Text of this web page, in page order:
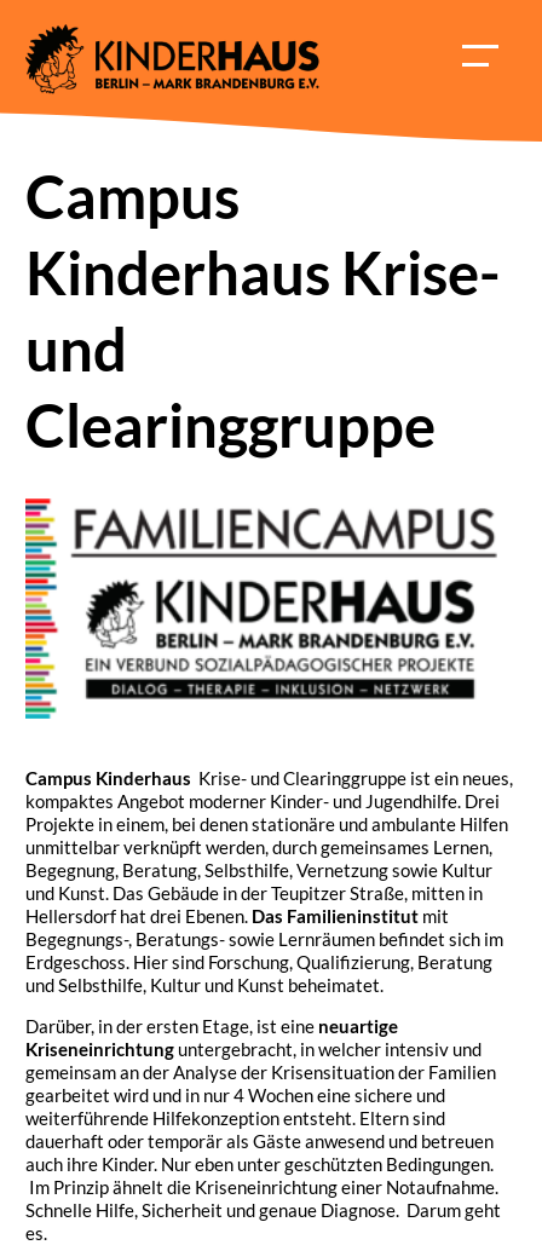
content
ÖFFNEN
Campus
Kinderhaus Krise-
und
Clearinggruppe
Campus Kinderhaus Krise- und Clearinggruppe ist ein neues,
kompaktes Angebot moderner Kinder- und Jugendhilfe. Drei
Projekte in einem, bei denen stationäre und ambulante Hilfen
unmittelbar verknüpft werden, durch gemeinsames Lernen,
Begegnung, Beratung, Selbsthilfe, Vernetzung sowie Kultur
und Kunst. Das Gebäude in der Teupitzer Straße, mitten in
Hellersdorf hat drei Ebenen. Das Familieninstitut mit
Begegnungs-, Beratungs- sowie Lernräumen befindet sich im
Erdgeschoss. Hier sind Forschung, Qualifizierung, Beratung
und Selbsthilfe, Kultur und Kunst beheimatet.
Darüber, in der ersten Etage, ist eine neuartige
Kriseneinrichtung untergebracht, in welcher intensiv und
gemeinsam an der Analyse der Krisensituation der Familien
gearbeitet wird und in nur 4 Wochen eine sichere und
weiterführende Hilfekonzeption entsteht. Eltern sind
dauerhaft oder temporär als Gäste anwesend und betreuen
auch ihre Kinder. Nur eben unter geschützten Bedingungen.
Im Prinzip ähnelt die Kriseneinrichtung einer Notaufnahme.
Schnelle Hilfe, Sicherheit und genaue Diagnose. Darum geht
es.